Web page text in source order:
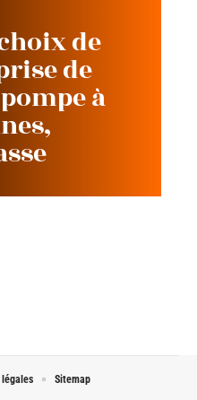
de
de
à
légales Sitemap